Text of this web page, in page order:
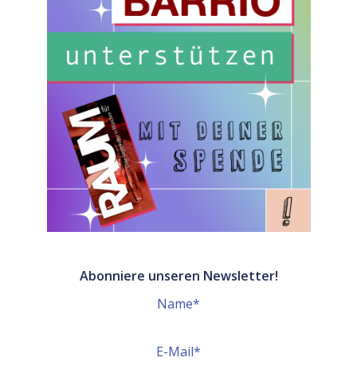
Abonniere unseren Newsletter!
Name*
E-Mail*